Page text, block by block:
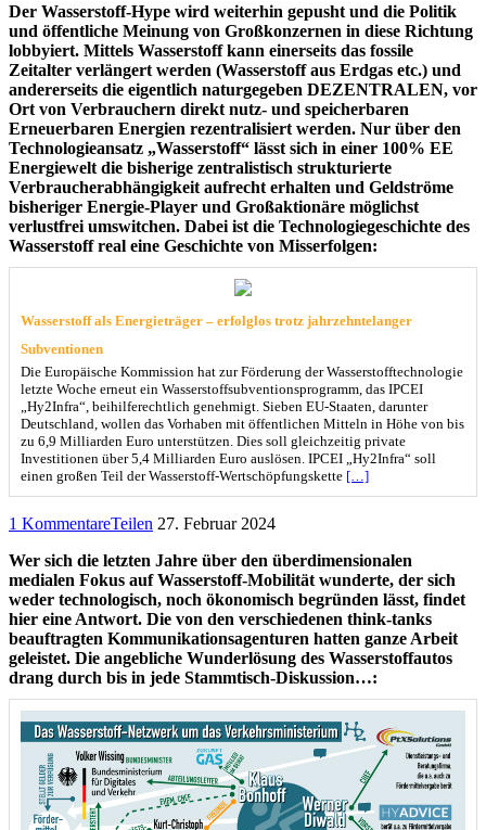
Der Wasserstoff-Hype wird weiterhin gepusht und die Politik
und öffentliche Meinung von Großkonzernen in diese Richtung
lobbyiert. Mittels Wasserstoff kann einerseits das fossile
Zeitalter verlängert werden (Wasserstoff aus Erdgas etc.) und
andererseits die eigentlich naturgegeben DEZENTRALEN, vor
Ort von Verbrauchern direkt nutz- und speicherbaren
Erneuerbaren Energien rezentralisiert werden. Nur über den
Technologieansatz „Wasserstoff“ lässt sich in einer 100% EE
Energiewelt die bisherige zentralistisch strukturierte
Verbraucherabhängigkeit aufrecht erhalten und Geldströme
bisheriger Energie-Player und Großaktionäre möglichst
verlustfrei umswitchen. Dabei ist die Technologiegeschichte des
Wasserstoff real eine Geschichte von Misserfolgen:
Wasserstoff als Energieträger – erfolglos trotz jahrzehntelanger
Subventionen
Die Europäische Kommission hat zur Förderung der Wasserstofftechnologie
letzte Woche erneut ein Wasserstoffsubventionsprogramm, das IPCEI
„Hy2Infra“, beihilferechtlich genehmigt. Sieben EU-Staaten, darunter
Deutschland, wollen das Vorhaben mit öffentlichen Mitteln in Höhe von bis
zu 6,9 Milliarden Euro unterstützen. Dies soll gleichzeitig private
Investitionen über 5,4 Milliarden Euro auslösen. IPCEI „Hy2Infra“ soll
einen großen Teil der Wasserstoff-Wertschöpfungskette […]
1 KommentareTeilen 27. Februar 2024
Wer sich die letzten Jahre über den überdimensionalen
medialen Fokus auf Wasserstoff-Mobilität wunderte, der sich
weder technologisch, noch ökonomisch begründen lässt, findet
hier eine Antwort. Die von den verschiedenen think-tanks
beauftragten Kommunikationsagenturen hatten ganze Arbeit
geleistet. Die angebliche Wunderlösung des Wasserstoffautos
drang durch bis in jede Stammtisch-Diskussion…: